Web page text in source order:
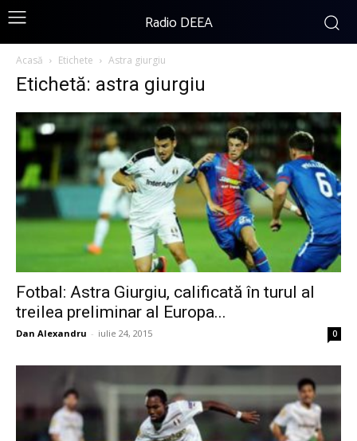
Radio DEEA
Acasă Etichete Astra giurgiu
Etichetă: astra giurgiu
Fotbal: Astra Giurgiu, calificată în turul al
treilea preliminar al Europa...
Dan Alexandru - iulie 24, 2015 0